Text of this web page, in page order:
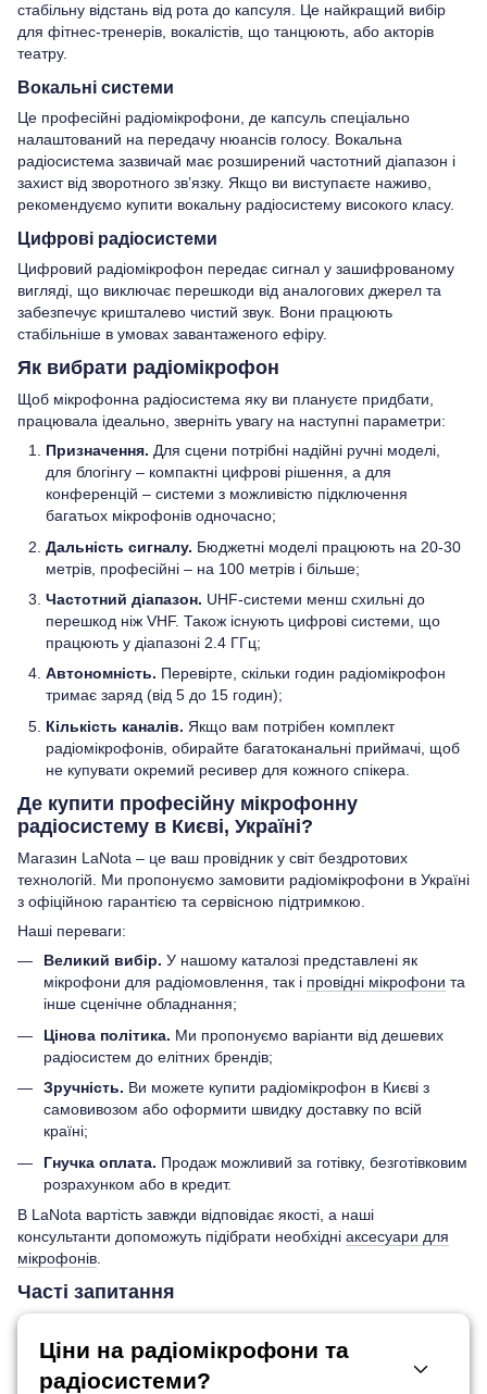
стабільну відстань від рота до капсуля. Це найкращий вибір
для фітнес-тренерів, вокалістів, що танцюють, або акторів
театру.
Вокальні системи
Це професійні радіомікрофони, де капсуль спеціально
налаштований на передачу нюансів голосу. Вокальна
радіосистема зазвичай має розширений частотний діапазон і
захист від зворотного зв’язку. Якщо ви виступаєте наживо,
рекомендуємо купити вокальну радіосистему високого класу.
Цифрові радіосистеми
Цифровий радіомікрофон передає сигнал у зашифрованому
вигляді, що виключає перешкоди від аналогових джерел та
забезпечує кришталево чистий звук. Вони працюють
стабільніше в умовах завантаженого ефіру.
Як вибрати радіомікрофон
Щоб мікрофонна радіосистема яку ви плануєте придбати,
працювала ідеально, зверніть увагу на наступні параметри:
Призначення. Для сцени потрібні надійні ручні моделі,
для блогінгу – компактні цифрові рішення, а для
конференцій – системи з можливістю підключення
багатьох мікрофонів одночасно;
Дальність сигналу. Бюджетні моделі працюють на 20-30
метрів, професійні – на 100 метрів і більше;
Частотний діапазон. UHF-системи менш схильні до
перешкод ніж VHF. Також існують цифрові системи, що
працюють у діапазоні 2.4 ГГц;
Автономність. Перевірте, скільки годин радіомікрофон
тримає заряд (від 5 до 15 годин);
Кількість каналів. Якщо вам потрібен комплект
радіомікрофонів, обирайте багатоканальні приймачі, щоб
не купувати окремий ресивер для кожного спікера.
Де купити професійну мікрофонну
радіосистему в Києві, Україні?
Магазин LaNota – це ваш провідник у світ бездротових
технологій. Ми пропонуємо замовити радіомікрофони в Україні
з офіційною гарантією та сервісною підтримкою.
Наші переваги:
Великий вибір. У нашому каталозі представлені як
мікрофони для радіомовлення, так і провідні мікрофони та
інше сценічне обладнання;
Цінова політика. Ми пропонуємо варіанти від дешевих
радіосистем до елітних брендів;
Зручність. Ви можете купити радіомікрофон в Києві з
самовивозом або оформити швидку доставку по всій
країні;
Гнучка оплата. Продаж можливий за готівку, безготівковим
розрахунком або в кредит.
В LaNota вартість завжди відповідає якості, а наші
консультанти допоможуть підібрати необхідні аксесуари для
мікрофонів
Часті запитання
Ціни на радіомікрофони та
радіосистеми?